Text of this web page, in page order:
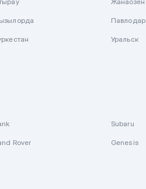
Павлодар
Уральск
Subaru
Rover Genesis